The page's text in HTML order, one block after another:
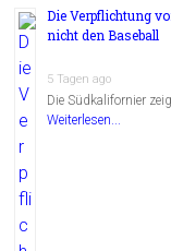
Die Verpflichtung
nicht den Baseball
5 Tagen ago
Die Südkalifornier
Weiterlesen...